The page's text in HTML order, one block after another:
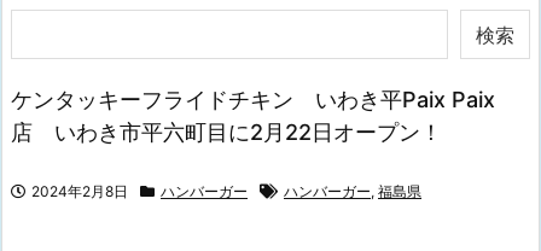
検索
ケンタッキーフライドチキン いわき平Paix Paix
店 いわき市平六町目に2月22日オープン！
2024年2月8日 ハンバーガー ハンバーガー, 福島県